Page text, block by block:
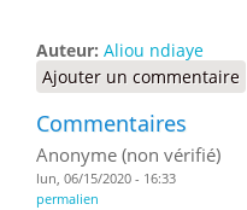
Auteur: Aliou ndiaye
Ajouter un commentaire
Commentaires
Anonyme (non vérifié)
lun, 06/15/2020 - 16:33
permalien